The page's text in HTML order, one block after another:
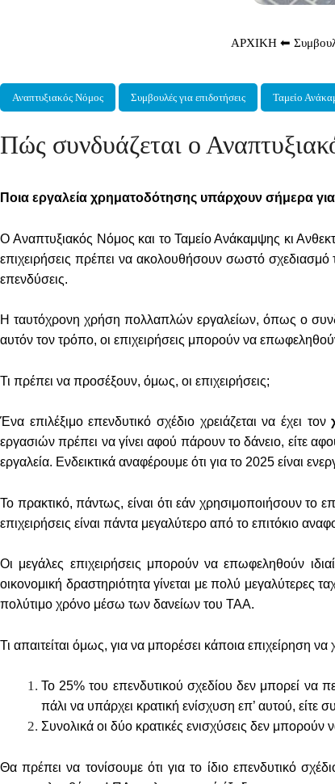
ΑΡΧΙΚΗ ⬅
Πώς συνδυάζεται ο
Κατηγορίες
Αναπτυξιακός Νόμος Συμβουλές για επιδοτήσεις Ταμείο
Ποια εργαλεία χρηματοδότησης υπάρχουν σήμερα για
O Αναπτυξιακός Νόμος και το Ταμείο Ανάκαμψης κι
επιχειρήσεις πρέπει να ακολουθήσουν σωστό σχεδιασμό
επενδύσεις.
Η ταυτόχρονη χρήση πολλαπλών εργαλείων, όπως ο
αυτόν τον τρόπο, οι επιχειρήσεις μπορούν να
Τι πρέπει να προσέξουν, όμως, οι επιχειρήσεις;
Ένα επιλέξιμο επενδυτικό σχέδιο χρειάζεται να έχει τον
εργασιών πρέπει να γίνει αφού πάρουν το δάνειο, είτε
εργαλεία. Ενδεικτικά αναφέρουμε ότι για το 2025 είναι
Το πρακτικό, πάντως, είναι ότι εάν χρησιμοποιήσουν το
επιχειρήσεις είναι πάντα μεγαλύτερο από το επιτόκιο
Οι μεγάλες επιχειρήσεις μπορούν να επωφεληθούν
οικονομική δραστηριότητα γίνεται με πολύ
πολύτιμο χρόνο μέσω των δανείων του ΤΑΑ.
Τι απαιτείται όμως, για να μπορέσει κάποια επιχείρηση
Το 25% του επενδυτικού σχεδίου δεν μπορεί να
πάλι να υπάρχει κρατική ενίσχυση επ’ αυτού, είτε
Συνολικά οι δύο κρατικές ενισχύσεις δεν
Θα πρέπει να τονίσουμε ότι για το ίδιο επενδυτικό